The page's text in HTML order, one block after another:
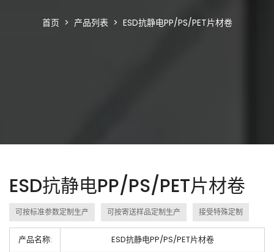
首页 产品列表 ESD抗静电PP/PS/PET片材卷
ESD抗静电PP/PS/PET片材卷
可按标准参数定制生产 可按寄送样品定制生产 接受特殊定制
产品名称: ESD抗静电PP/PS/PET片材卷